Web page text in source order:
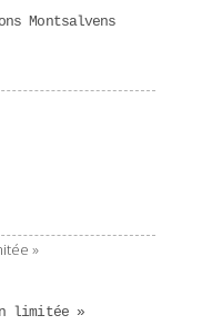
Montsalvens
limitée »